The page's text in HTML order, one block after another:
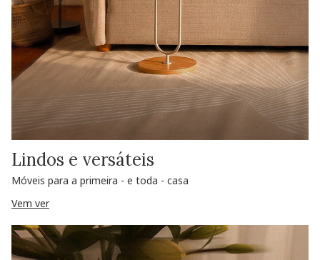
Lindos e versáteis
Móveis para a primeira - e toda - casa
Vem ver